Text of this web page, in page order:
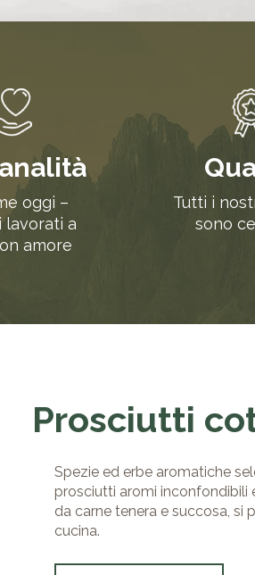
oggi –
a
amore
Tutti i
sono
Prosciutti
Spezie ed erbe aromatiche
prosciutti aromi inconfondibili
da carne tenera e succosa, si
cucina.